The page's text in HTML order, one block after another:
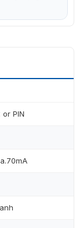
bị
được
hãng trên
chuyên
dòng
đại và phù
những giải
sự tối ưu và
or PIN